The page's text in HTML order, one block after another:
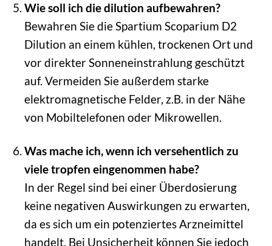
Wie soll ich die dilution aufbewahren?
Bewahren Sie die Spartium Scoparium D2
Dilution an einem kühlen, trockenen Ort und
vor direkter Sonneneinstrahlung geschützt
auf. Vermeiden Sie außerdem starke
elektromagnetische Felder, z.B. in der Nähe
von Mobiltelefonen oder Mikrowellen.
Was mache ich, wenn ich versehentlich zu
viele tropfen eingenommen habe?
In der Regel sind bei einer Überdosierung
keine negativen Auswirkungen zu erwarten,
da es sich um ein potenziertes Arzneimittel
handelt. Bei Unsicherheit können Sie jedoch